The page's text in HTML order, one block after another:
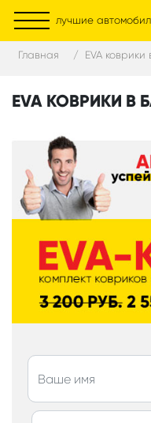
лучшие
Главная EVA
EVA КОВРИКИ В